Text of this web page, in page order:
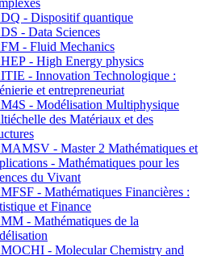
- Dispositif quantique
- Data Sciences
- Fluid Mechanics
- High Energy physics
- Innovation Technologique :
et entrepreneuriat
- Modélisation Multiphysique
des Matériaux et des
- Master 2 Mathématiques et
- Mathématiques pour les
du Vivant
- Mathématiques Financières :
et Finance
- Mathématiques de la
- Molecular Chemistry and